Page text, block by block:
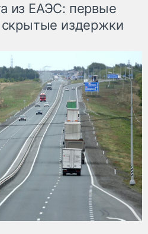
из ЕАЭС: первые
издержки